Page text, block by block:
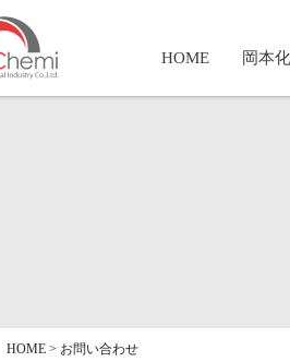
HOME 岡本
HOME > お問い合わせ